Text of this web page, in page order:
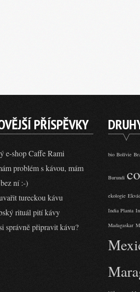
PŘÍSPĚVKY
e-shop Caffe Rami
problém s kávou, mám
ní :-)
tureckou kávu
rituál pití kávy
správně připravit kávu?
bio Bolívie
Burundi
ekologie
India Planta
Madagaskar